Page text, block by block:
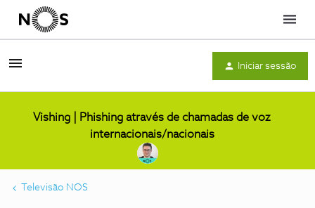
Menu
Iniciar sessão
Vishing | Phishing através de chamadas de voz
internacionais/nacionais
Televisão NOS